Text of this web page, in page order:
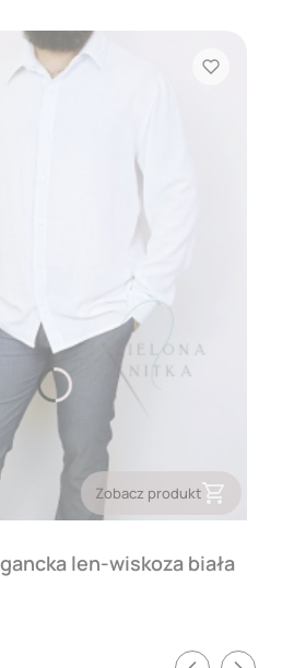
Zobacz produkt
Koszula męska elegancka len-wiskoza biała